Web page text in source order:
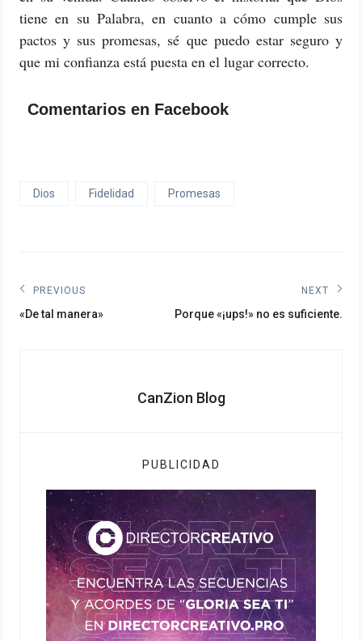
tiene en su Palabra, en cuanto a cómo cumple sus
pactos y sus promesas, sé que puedo estar seguro y
que mi confianza está puesta en el lugar correcto.
Comentarios en Facebook
Dios Fidelidad Promesas
Navegación
de
PREVIOUS
Previous
«De tal manera»
NEXT
Next
Porque «¡ups!» no es suficiente.
CanZion Blog
PUBLICIDAD